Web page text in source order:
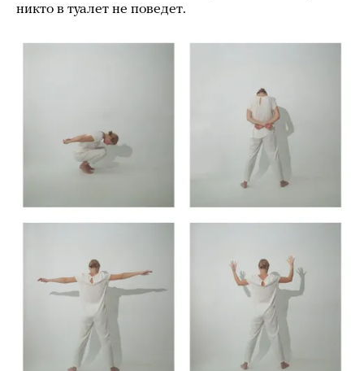
никто в туалет не поведет.